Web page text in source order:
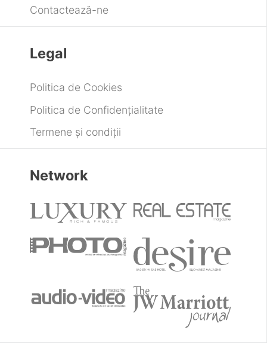
Contactează-ne
Legal
Politica de Cookies
Politica de Confidențialitate
Termene și condiții
Network